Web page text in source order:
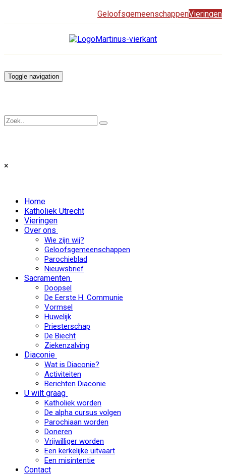
GeloofsgemeenschappenVieringen
Toggle navigation
×
Home
Katholiek Utrecht
Vieringen
Over ons
Wie zijn wij?
Geloofsgemeenschappen
Parochieblad
Nieuwsbrief
Sacramenten
Doopsel
De Eerste H. Communie
Vormsel
Huwelijk
Priesterschap
De Biecht
Ziekenzalving
Diaconie
Wat is Diaconie?
Activiteiten
Berichten Diaconie
U wilt graag
Katholiek worden
De alpha cursus volgen
Parochiaan worden
Doneren
Vrijwilliger worden
Een kerkelijke uitvaart
Een misintentie
Contact